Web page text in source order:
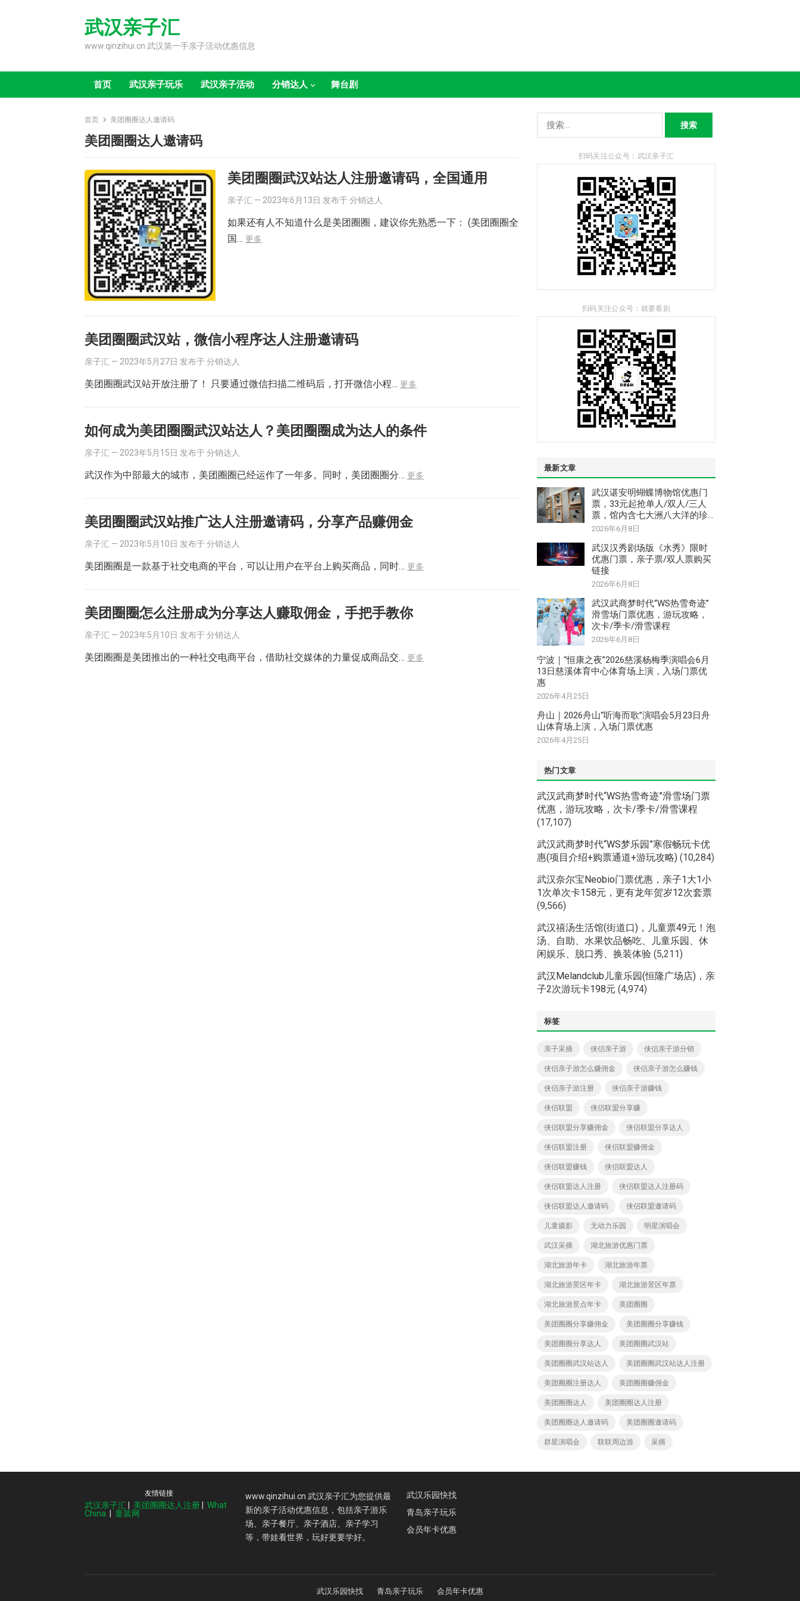
武汉亲子汇
www.qinzihui.cn 武汉第一手亲子活动优惠信息
首页 武汉亲子玩乐 武汉亲子活动 分销达人 舞台剧
首页 美团圈圈达人邀请码
美团圈圈达人邀请码
美团圈圈武汉站达人注册邀请码，全国通用
亲子汇 — 2023年6月13日 发布于 分销达人
如果还有人不知道什么是美团圈圈，建议你先熟悉一下： (美团圈圈全
国… 更多
美团圈圈武汉站，微信小程序达人注册邀请码
亲子汇 — 2023年5月27日 发布于 分销达人
美团圈圈武汉站开放注册了！ 只要通过微信扫描二维码后，打开微信小程… 更多
如何成为美团圈圈武汉站达人？美团圈圈成为达人的条件
亲子汇 — 2023年5月15日 发布于 分销达人
武汉作为中部最大的城市，美团圈圈已经运作了一年多。同时，美团圈圈分… 更多
美团圈圈武汉站推广达人注册邀请码，分享产品赚佣金
亲子汇 — 2023年5月10日 发布于 分销达人
美团圈圈是一款基于社交电商的平台，可以让用户在平台上购买商品，同时… 更多
美团圈圈怎么注册成为分享达人赚取佣金，手把手教你
亲子汇 — 2023年5月10日 发布于 分销达人
美团圈圈是美团推出的一种社交电商平台，借助社交媒体的力量促成商品交… 更多
索：
扫码关注公众号：武汉亲子汇
扫码关注公众号：就要看剧
最新文章
武汉谌安明蝴蝶博物馆优惠门
票，33元起抢单人/双人/三人
票，馆内含七大洲八大洋的珍
惜稀昆虫和蝴蝶标本
2026年6月8日
武汉汉秀剧场版《水秀》限时
优惠门票，亲子票/双人票购买
链接
2026年6月8日
武汉武商梦时代“WS热雪奇迹”
滑雪场门票优惠，游玩攻略，
次卡/季卡/滑雪课程
2026年6月8日
宁波｜“恒康之夜”2026慈溪杨梅季演唱会6月
13日慈溪体育中心体育场上演，入场门票优
惠
2026年4月25日
舟山｜2026舟山“听海而歌”演唱会5月23日舟
山体育场上演，入场门票优惠
2026年4月25日
热门文章
武汉武商梦时代“WS热雪奇迹”滑雪场门票
优惠，游玩攻略，次卡/季卡/滑雪课程
(17,107)
武汉武商梦时代“WS梦乐园”寒假畅玩卡优
惠(项目介绍+购票通道+游玩攻略) (10,284)
武汉奈尔宝Neobio门票优惠，亲子1大1小
1次单次卡158元，更有龙年贺岁12次套票
(9,566)
武汉禧汤生活馆(街道口)，儿童票49元！泡
汤、自助、水果饮品畅吃、儿童乐园、休
闲娱乐、脱口秀、换装体验 (5,211)
武汉Melandclub儿童乐园(恒隆广场店)，亲
子2次游玩卡198元 (4,974)
标签
亲子采摘 侠侣亲子游 侠侣亲子游分销
侠侣亲子游怎么赚佣金 侠侣亲子游怎么赚钱
侠侣亲子游注册 侠侣亲子游赚钱
侠侣联盟 侠侣联盟分享赚
侠侣联盟分享赚佣金 侠侣联盟分享达人
侠侣联盟注册 侠侣联盟赚佣金
侠侣联盟赚钱 侠侣联盟达人
侠侣联盟达人注册 侠侣联盟达人注册码
侠侣联盟达人邀请码 侠侣联盟邀请码
儿童摄影 无动力乐园 明星演唱会
武汉采摘 湖北旅游优惠门票
湖北旅游年卡 湖北旅游年票
湖北旅游景区年卡 湖北旅游景区年票
湖北旅游景点年卡 美团圈圈
美团圈圈分享赚佣金 美团圈圈分享赚钱
美团圈圈分享达人 美团圈圈武汉站
美团圈圈武汉站达人 美团圈圈武汉站达人注册
美团圈圈注册达人 美团圈圈赚佣金
美团圈圈达人 美团圈圈达人注册
美团圈圈达人邀请码 美团圈圈邀请码
群星演唱会 联联周边游 采摘
友情链接
武汉亲子汇 美团圈圈达人注册
What
China
童装网
www.qinzihui.cn 武汉亲子汇为您提供最
新的亲子活动优惠信息，包括亲子游乐
场、亲子餐厅、亲子酒店、亲子学习
等，带娃看世界，玩好更要学好。
武汉乐园快找
青岛亲子玩乐
会员年卡优惠
武汉乐园快找 青岛亲子玩乐 会员年卡优惠